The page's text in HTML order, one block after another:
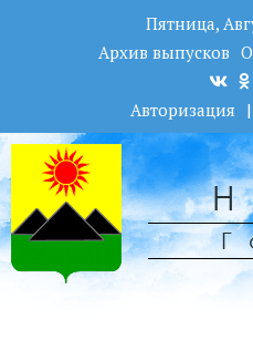
Пятница,
Архив выпусков
Авторизация |